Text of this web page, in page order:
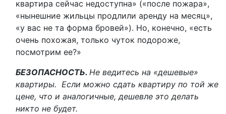
квартира сейчас недоступна» («после пожара»,
«нынешние жильцы продлили аренду на месяц»,
«у вас не та форма бровей»). Но, конечно, «есть
очень похожая, только чуток подороже,
посмотрим ее?»
БЕЗОПАСНОСТЬ. Не ведитесь на «дешевые»
квартиры. Если можно сдать квартиру по той же
цене, что и аналогичные, дешевле это делать
никто не будет.